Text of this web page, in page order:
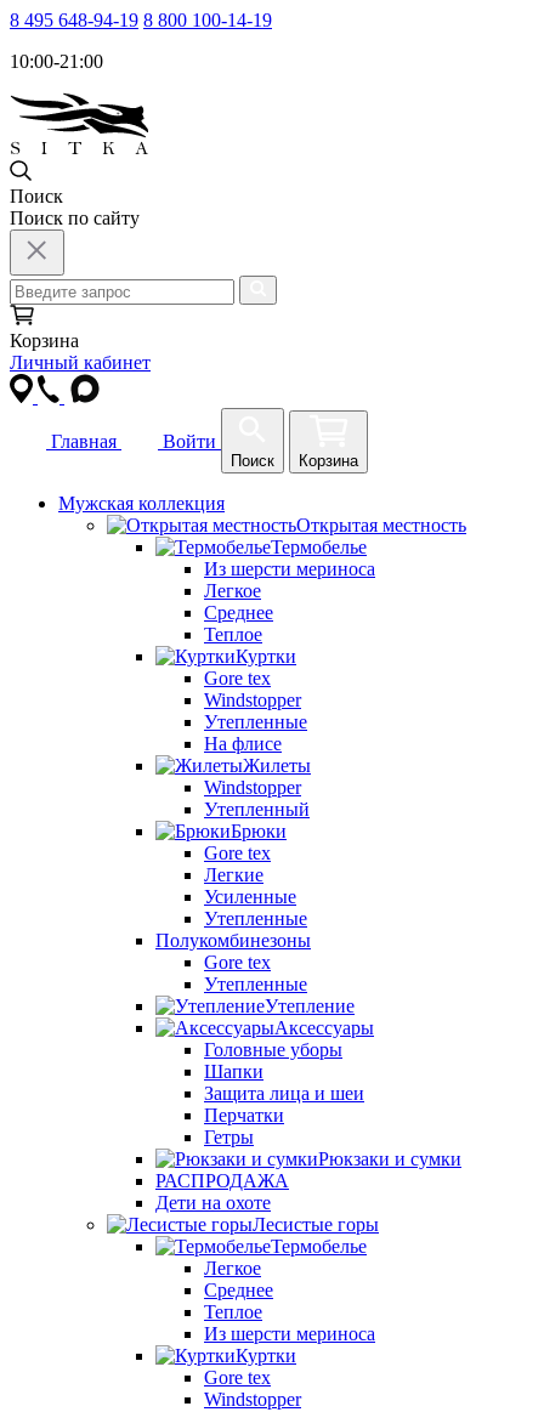
8 495 648-94-19 8 800 100-14-19
10:00-21:00
Поиск
Поиск по сайту
Корзина
Личный кабинет
Главная Войти
Поиск Корзина
Мужская коллекция
Открытая местность
Термобелье
Из шерсти мериноса
Легкое
Среднее
Теплое
Куртки
Gore tex
Windstopper
Утепленные
На флисе
Жилеты
Windstopper
Утепленный
Брюки
Gore tex
Легкие
Усиленные
Утепленные
Полукомбинезоны
Gore tex
Утепленные
Утепление
Аксессуары
Головные уборы
Шапки
Защита лица и шеи
Перчатки
Гетры
Рюкзаки и сумки
РАСПРОДАЖА
Дети на охоте
Лесистые горы
Термобелье
Легкое
Среднее
Теплое
Из шерсти мериноса
Куртки
Gore tex
Windstopper